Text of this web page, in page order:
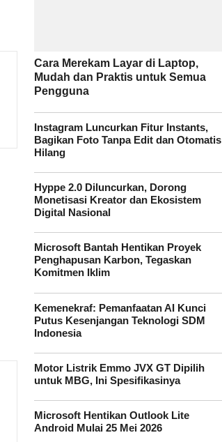
Cara Merekam Layar di Laptop,
Mudah dan Praktis untuk Semua
Pengguna
Instagram Luncurkan Fitur Instants,
Bagikan Foto Tanpa Edit dan Otomatis
Hilang
Hyppe 2.0 Diluncurkan, Dorong
Monetisasi Kreator dan Ekosistem
Digital Nasional
Microsoft Bantah Hentikan Proyek
Penghapusan Karbon, Tegaskan
Komitmen Iklim
Kemenekraf: Pemanfaatan AI Kunci
Putus Kesenjangan Teknologi SDM
Indonesia
Motor Listrik Emmo JVX GT Dipilih
untuk MBG, Ini Spesifikasinya
Microsoft Hentikan Outlook Lite
Android Mulai 25 Mei 2026